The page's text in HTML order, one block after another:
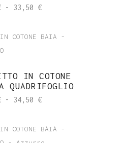
- 33,50 €Fascia
prezzo:
a
33,50 €
IN COTONE
- 34,50 €Fascia
prezzo:
da